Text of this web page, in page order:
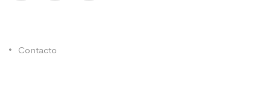
Contacto